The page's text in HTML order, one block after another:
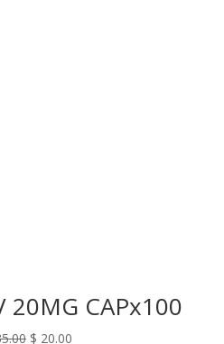
20MG CAPx100
El
$ 20.00El